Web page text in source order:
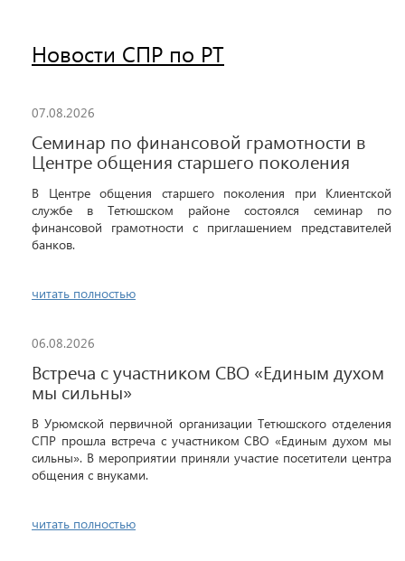
Новости СПР по РТ
07.08.2026
Семинар по финансовой грамотности в
Центре общения старшего поколения
В Центре общения старшего поколения при Клиентской
службе в Тетюшском районе состоялся семинар по
финансовой грамотности с приглашением представителей
банков.
читать полностью
06.08.2026
Встреча с участником СВО «Единым духом
мы сильны»
В Урюмской первичной организации Тетюшского отделения
СПР прошла встреча с участником СВО «Единым духом мы
сильны». В мероприятии приняли участие посетители центра
общения с внуками.
читать полностью